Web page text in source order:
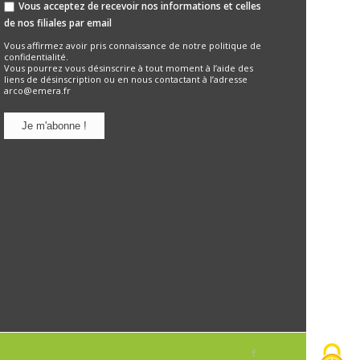
Vous acceptez de recevoir nos informations et celles
de nos filiales par email
Vous affirmez avoir pris connaissance de notre politique de
confidentialité.
Vous pourrez vous désinscrire à tout moment à l’aide des
liens de désinscription ou en nous contactant à l’adresse
arco@emera.fr